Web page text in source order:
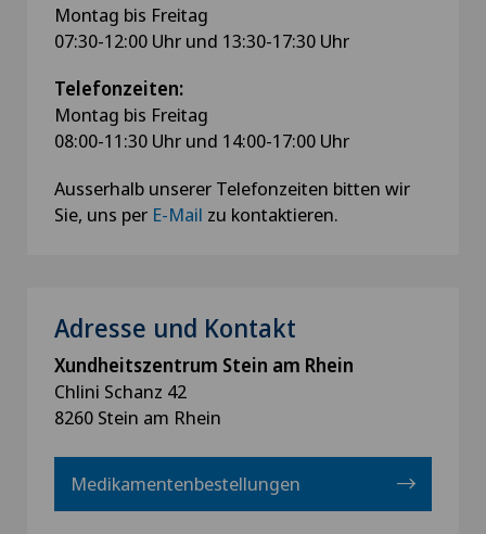
Montag bis Freitag
07:30-12:00 Uhr und 13:30-17:30 Uhr
Telefonzeiten:
Montag bis Freitag
08:00-11:30 Uhr und 14:00-17:00 Uhr
Ausserhalb unserer Telefonzeiten bitten wir
Sie, uns per E-Mail zu kontaktieren.
Adresse und Kontakt
Xundheitszentrum Stein am Rhein
Chlini Schanz 42
8260 Stein am Rhein
Medikamentenbestellungen